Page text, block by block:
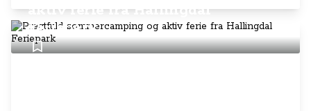
aktiv ferie fra Hallingdal
Feriepark